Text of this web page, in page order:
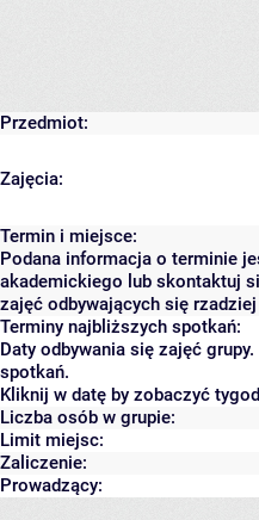
Przedmiot:
Zajęcia:
Termin i miejsce:
Podana informacja o terminie
akademickiego lub skontaktuj
zajęć odbywających się
Terminy najbliższych spotkań:
Daty odbywania się zajęć
spotkań.
Kliknij w datę by zobaczyć
Liczba osób w grupie:
Limit miejsc:
Zaliczenie:
Prowadzący: